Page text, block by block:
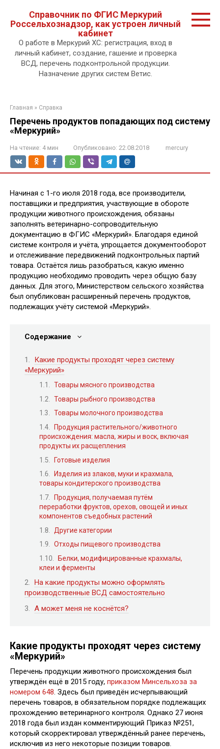
контенту.
Справочник по ФГИС Меркурий
Россельхознадзор, как устроен личный
кабинет
О работе в Меркурий ХС: регистрация, вход в
личный кабинет, создание, гашение и проверка
ВСД, перечень подконтрольной продукции.
Назначение других систем Ветис.
Главная » Справка
Перечень продуктов попадающих под систему
«Меркурий»
На чтение: 4 мин Опубликовано: 22.08.2018 mercury
Начиная с 1-го июля 2018 года, все производители,
поставщики и предприятия, участвующие в обороте
продукции животного происхождения, обязаны
заполнять ветеринарно-сопроводительную
документацию в ФГИС «Меркурий». Благодаря единой
системе контроля и учёта, упрощается документооборот
и отслеживание передвижений подконтрольных партий
товара. Остаётся лишь разобраться, какую именно
продукцию необходимо проводить через общую базу
данных. Для этого, Министерством сельского хозяйства
был опубликован расширенный перечень продуктов,
подлежащих учёту системой «Меркурий».
Содержание
Какие продукты проходят через систему
«Меркурий»
Товары мясного производства
Товары рыбного производства
Товары молочного производства
Продукция растительного/животного
происхождения: масла, жиры и воск, включая
продукты их расщепления
Готовые изделия
Изделия из злаков, муки и крахмала,
товары кондитерского производства
Продукция, получаемая путём
переработки фруктов, орехов, овощей и иных
компонентов съедобных растений
Другие категории
Отходы пищевого производства
Белки, модифицированные крахмалы,
клеи и ферменты
На какие продукты можно оформлять
производственные ВСД самостоятельно
А может меня не коснётся?
Какие продукты проходят через систему
«Меркурий»
Перечень продукции животного происхождения был
утверждён ещё в 2015 году, приказом Минсельхоза за
номером 648. Здесь был приведён исчерпывающий
перечень товаров, в обязательном порядке подлежащих
прохождению ветеринарного контроля. Однако 27 июня
2018 года был издан комментирующий Приказ №251,
который скорректировал утверждённый ранее перечень,
исключив из него некоторые позиции товаров.